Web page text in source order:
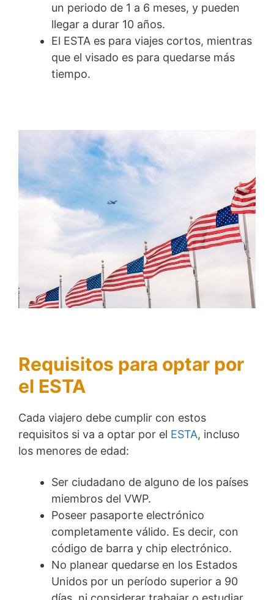
un periodo de 1 a 6 meses, y pueden
llegar a durar 10 años.
El ESTA es para viajes cortos, mientras
que el visado es para quedarse más
tiempo.
Requisitos para optar por
el ESTA
Cada viajero debe cumplir con estos
requisitos si va a optar por el ESTA, incluso
los menores de edad:
Ser ciudadano de alguno de los países
miembros del VWP.
Poseer pasaporte electrónico
completamente válido. Es decir, con
código de barra y chip electrónico.
No planear quedarse en los Estados
Unidos por un período superior a 90